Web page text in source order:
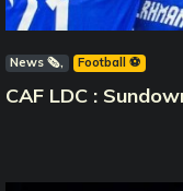
News 🗞️ Football ⚽️
CAF LDC :